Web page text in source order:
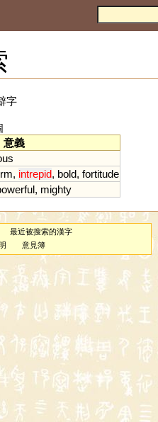
字
意義
, intrepid, bold, fortitude
, mighty
最近被搜索的漢字
意見簿